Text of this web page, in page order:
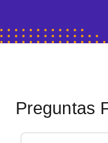
Preguntas